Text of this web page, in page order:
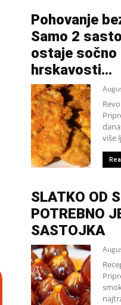
Pohovanje
Samo 2
ostaje sočno
hrskavosti…
više
SLATKO OD
POTREBNO
SASTOJKA